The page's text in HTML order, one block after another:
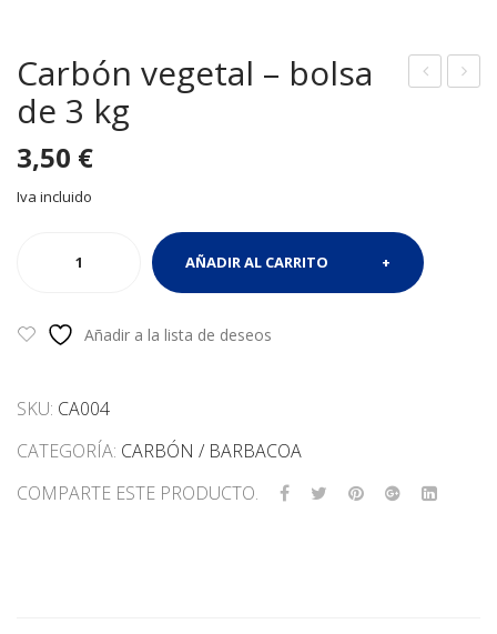
a (3
caja
Carbón vegetal – bolsa
de 3 kg
3,50 €
Iva incluido
bolsa
kg
cantidad
AÑADIR AL CARRITO
Añadir a la lista de deseos
SKU: CA004
CATEGORÍA: CARBÓN / BARBACOA
COMPARTE ESTE PRODUCTO.